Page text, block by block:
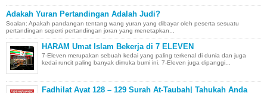
Adakah Yuran Pertandingan Adalah Judi?
Soalan: Apakah pandangan tentang wang yuran yang dibayar oleh peserta sesuatu
pertandingan seperti pertandingan joran yang menetapkan...
HARAM Umat Islam Bekerja di 7 ELEVEN
7-Eleven merupakan sebuah kedai yang paling terkenal di dunia dan juga
kedai runcit paling banyak dimuka bumi ini. 7-Eleven juga dipanggi...
Fadhilat Ayat 128 – 129 Surah At-Taubah| Tahukah Anda